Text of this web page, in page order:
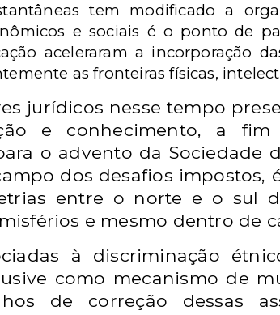
tem modificado a
e sociais é o ponto de
aceleraram a incorporação
as fronteiras físicas,
jurídicos nesse tempo
e conhecimento, a
o advento da Sociedade
dos desafios impostos,
entre o norte e o sul
e mesmo dentro de
à discriminação
como mecanismo de
de correção dessas